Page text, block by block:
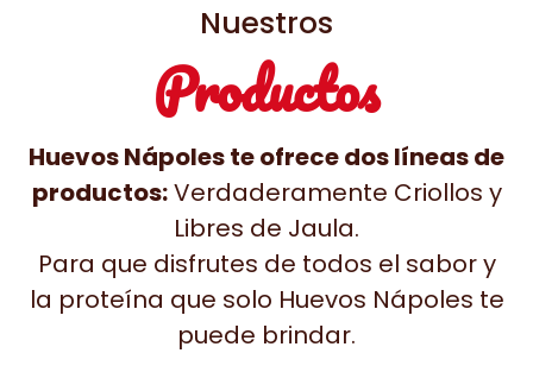
Nuestros
Productos
Huevos Nápoles te ofrece dos líneas de
productos:Verdaderamente Criollos y
Libres de Jaula.
Para que disfrutes de todos el sabor y
la proteína que solo Huevos Nápoles te
puede brindar.